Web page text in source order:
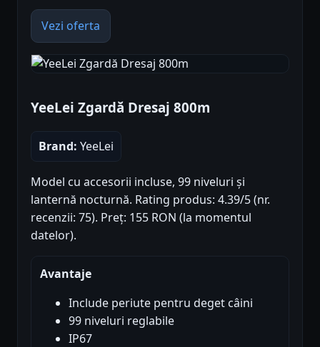
Vezi oferta
YeeLei Zgardă Dresaj 800m
Brand: YeeLei
Model cu accesorii incluse, 99 niveluri și
lanternă nocturnă. Rating produs: 4.39/5 (nr.
recenzii: 75). Preț: 155 RON (la momentul
datelor).
Avantaje
Include periute pentru deget câini
99 niveluri reglabile
IP67